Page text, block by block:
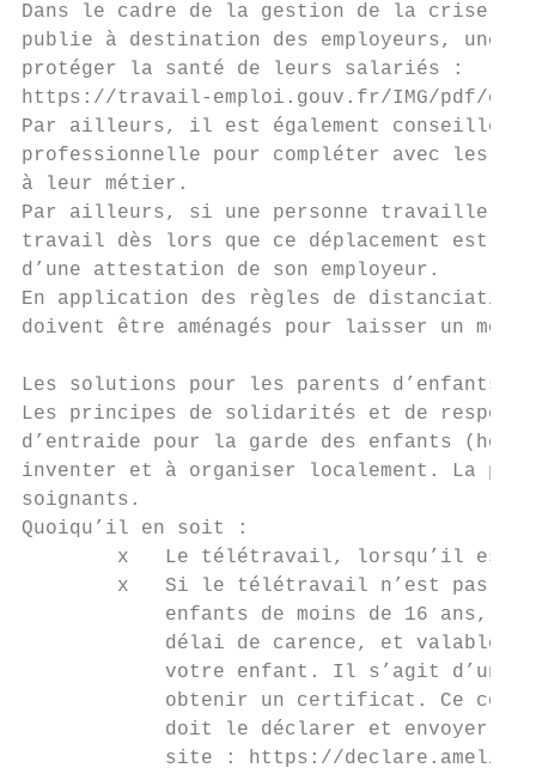
Dans le cadre de la gestion de la crise
publie à destination des employeurs, une
protéger la santé de leurs salariés :
https://travail-emploi.gouv.fr/IMG/pdf/
Par ailleurs, il est également conseillé
professionnelle pour compléter avec les
à leur métier.
Par ailleurs, si une personne travaille
travail dès lors que ce déplacement est
d’une attestation de son employeur.
En application des règles de
doivent être aménagés pour laisser un
Les solutions pour les parents d’enfants
Les principes de solidarités et de
d’entraide pour la garde des enfants
inventer et à organiser localement. La
soignants.
Quoiqu’il en soit :
x   Le télétravail, lorsqu’il est
x   Si le télétravail n’est pas
enfants de moins de 16 ans,
délai de carence, et valable
votre enfant. Il s’agit d’un
obtenir un certificat. Ce
doit le déclarer et envoyer
site : https://